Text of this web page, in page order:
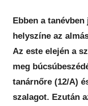
Ebben a
helyszíne az
Az este elején a
meg
tanárnőre (12/A)
szalagot. Ezután